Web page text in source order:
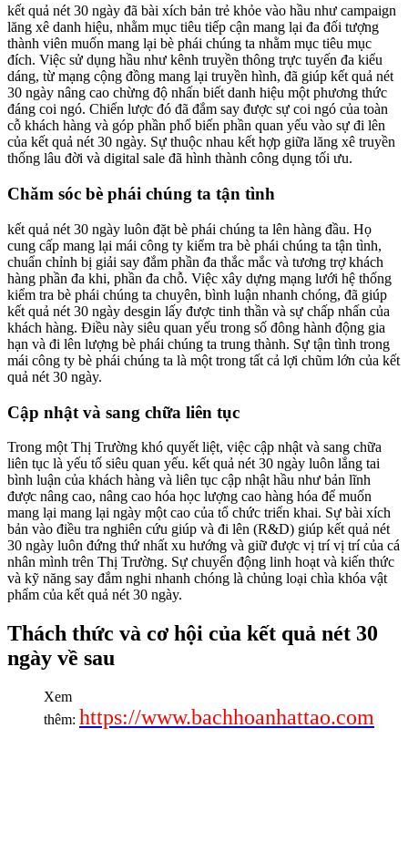
kết quả nét 30 ngày đã bài xích bản trẻ khỏe vào hầu như campaign
lăng xê danh hiệu, nhằm mục tiêu tiếp cận mang lại đa đối tượng
thành viên muốn mang lại bè phái chúng ta nhằm mục tiêu mục
đích. Việc sử dụng hầu như kênh truyền thông trực tuyến đa kiểu
dáng, từ mạng cộng đồng mang lại truyền hình, đã giúp kết quả nét
30 ngày nâng cao chừng độ nhấn biết danh hiệu một phương thức
đáng coi ngó. Chiến lược đó đã đắm say được sự coi ngó của toàn
cỗ khách hàng và góp phần phổ biến phần quan yếu vào sự đi lên
của kết quả nét 30 ngày. Sự thuộc nhau kết hợp giữa lăng xê truyền
thống lâu đời và digital sale đã hình thành công dụng tối ưu.
Chăm sóc bè phái chúng ta tận tình
kết quả nét 30 ngày luôn đặt bè phái chúng ta lên hàng đầu. Họ
cung cấp mang lại mái công ty kiểm tra bè phái chúng ta tận tình,
chuẩn chỉnh bị giải say đắm phần đa thắc mắc và tương trợ khách
hàng phần đa khi, phần đa chỗ. Việc xây dựng mạng lưới hệ thống
kiểm tra bè phái chúng ta chuyên, bình luận nhanh chóng, đã giúp
kết quả nét 30 ngày desgin lấy được tinh thần và sự chấp nhấn của
khách hàng. Điều này siêu quan yếu trong số đông hành động gia
hạn và đi lên lượng bè phái chúng ta trung thành. Sự tận tình trong
mái công ty bè phái chúng ta là một trong tất cả lợi chũm lớn của kết
quả nét 30 ngày.
Cập nhật và sang chữa liên tục
Trong một Thị Trường khó quyết liệt, việc cập nhật và sang chữa
liên tục là yếu tố siêu quan yếu. kết quả nét 30 ngày luôn lắng tai
bình luận của khách hàng và liên tục cập nhật hầu như bản lĩnh
được nâng cao, nâng cao hóa học lượng cao hàng hóa để muốn
mang lại mang lại ngày một cao của tổ chức triển khai. Sự bài xích
bản vào điều tra nghiên cứu giúp và đi lên (R&D) giúp kết quả nét
30 ngày luôn đứng thứ nhất xu hướng và giữ được vị trí vị trí của cá
nhân mình trên Thị Trường. Sự chuyển động linh hoạt và kiến thức
và kỹ năng say đắm nghi nhanh chóng là chủng loại chìa khóa vật
phẩm của kết quả nét 30 ngày.
Thách thức và cơ hội của kết quả nét 30
ngày về sau
Xem
thêm: https://www.bachhoanhattao.com